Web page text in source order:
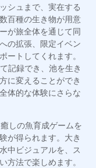
シュまで、実在する
百種の生き物が用意
が旅全体を通じて同
の拡張、限定イベン
ートしてくれます。
記録でき、池を生き
に変えることができ
体的な体験にさらな
しの魚育成ゲームを
が得られます。大き
中ビジュアルを、ス
方法で楽しめます。